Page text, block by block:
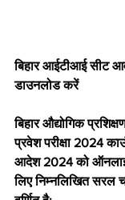
बिहार आईटीआई
डाउनलोड करें
बिहार औद्योगिक
प्रवेश परीक्षा 2024
आदेश 2024 को
लिए निम्नलिखित सरल